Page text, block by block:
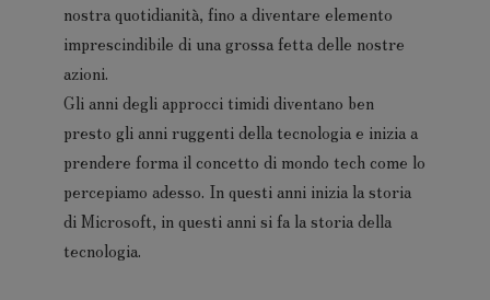
nostra quotidianità, fino a diventare elemento
imprescindibile di una grossa fetta delle nostre
azioni.
Gli anni degli approcci timidi diventano ben
presto gli anni ruggenti della tecnologia e inizia a
prendere forma il concetto di mondo tech come lo
percepiamo adesso. In questi anni inizia la storia
di Microsoft, in questi anni si fa la storia della
tecnologia.